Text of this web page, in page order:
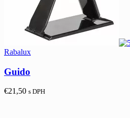
Rabalux
Guido
€21,50 s DPH